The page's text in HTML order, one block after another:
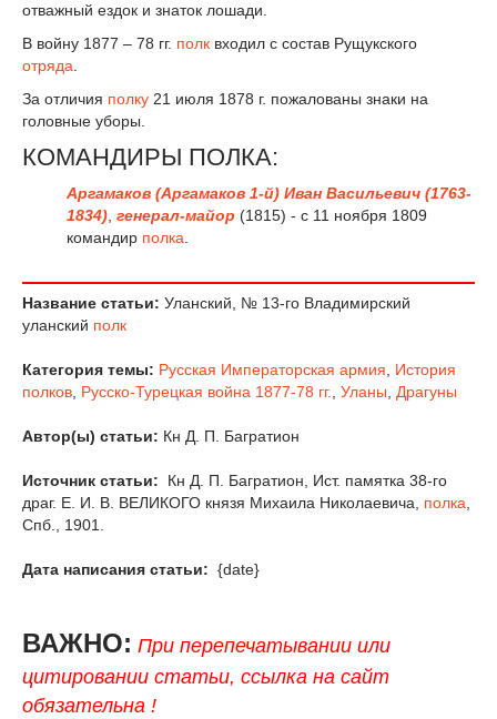
отважный ездок и знаток лошади.
В войну 1877 – 78 гг. полк входил с состав Рущукского
отряда
За отличия полку 21 июля 1878 г. пожалованы знаки на
головные уборы.
КОМАНДИРЫ ПОЛКА:
Аргамаков (Аргамаков 1-й) Иван Васильевич (1763-
1834), генерал-майор (1815) - с 11 ноября 1809
командир полка.
Название статьи: Уланский, № 13-го Владимирский
уланский полк
Категория темы: Русская Императорская армия
История
полков Русско-Турецкая война 1877-78 гг. Уланы Драгуны
Автор(ы) статьи: Кн Д. П. Багратион
Источник статьи:
Кн Д. П. Багратион, Ист. памятка 38-го
драг. Е. И. В. ВЕЛИКОГО князя Михаила Николаевича, полка
Спб., 1901.
Дата написания статьи: {date}
ВАЖНО: При перепечатывании или
цитировании статьи, ссылка на сайт
обязательна !